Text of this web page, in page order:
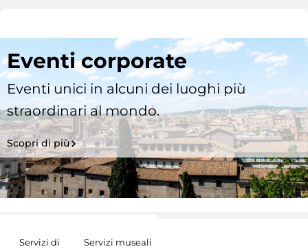
Eventi corporate
Eventi unici in alcuni dei luoghi più
straordinari al mondo.
Scopri di più
Servizi di
Servizi museali